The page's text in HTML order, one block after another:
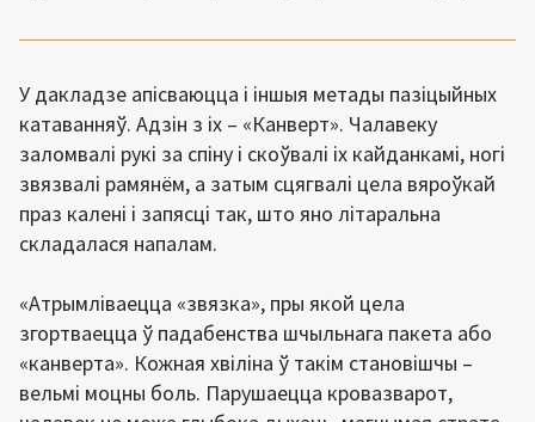
У дакладзе апісваюцца і іншыя метады пазіцыйных
катаванняў. Адзін з іх – «Канверт». Чалавеку
заломвалі рукі за спіну і скоўвалі іх кайданкамі, ногі
звязвалі рамянём, а затым сцягвалі цела вяроўкай
праз калені і запясці так, што яно літаральна
складалася напалам.
«Атрымліваецца «звязка», пры якой цела
згортваецца ў падабенства шчыльнага пакета або
«канверта». Кожная хвіліна ў такім становішчы –
вельмі моцны боль. Парушаецца кровазварот,